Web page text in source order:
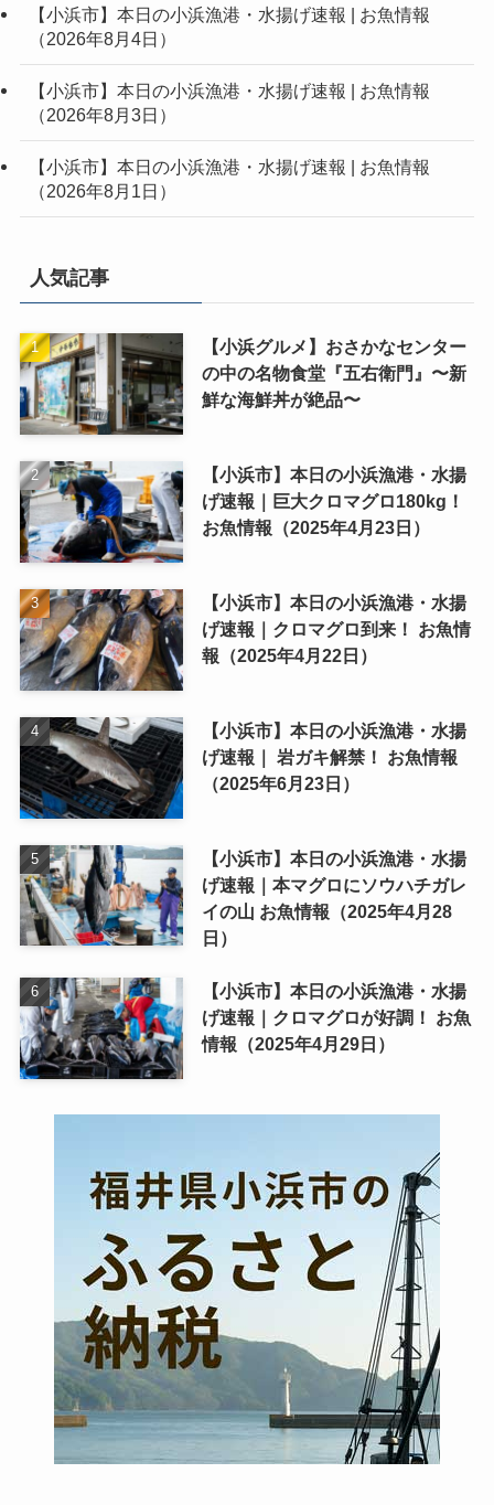
【小浜市】本日の小浜漁港・水揚げ速報 | お魚情報
（2026年8月4日）
【小浜市】本日の小浜漁港・水揚げ速報 | お魚情報
（2026年8月3日）
【小浜市】本日の小浜漁港・水揚げ速報 | お魚情報
（2026年8月1日）
人気記事
【小浜グルメ】おさかなセンター
の中の名物食堂『五右衛門』〜新
鮮な海鮮丼が絶品〜
【小浜市】本日の小浜漁港・水揚
げ速報｜巨大クロマグロ180kg！
お魚情報（2025年4月23日）
【小浜市】本日の小浜漁港・水揚
げ速報｜クロマグロ到来！ お魚情
報（2025年4月22日）
【小浜市】本日の小浜漁港・水揚
げ速報｜ 岩ガキ解禁！ お魚情報
（2025年6月23日）
【小浜市】本日の小浜漁港・水揚
げ速報｜本マグロにソウハチガレ
イの山 お魚情報（2025年4月28
日）
【小浜市】本日の小浜漁港・水揚
げ速報｜クロマグロが好調！ お魚
情報（2025年4月29日）